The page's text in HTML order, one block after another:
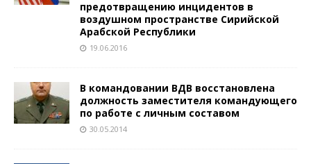
предотвращению инцидентов в
воздушном пространстве Сирийской
Арабской Республики
19.06.2016
В командовании ВДВ восстановлена
должность заместителя командующего
по работе с личным составом
30.05.2014